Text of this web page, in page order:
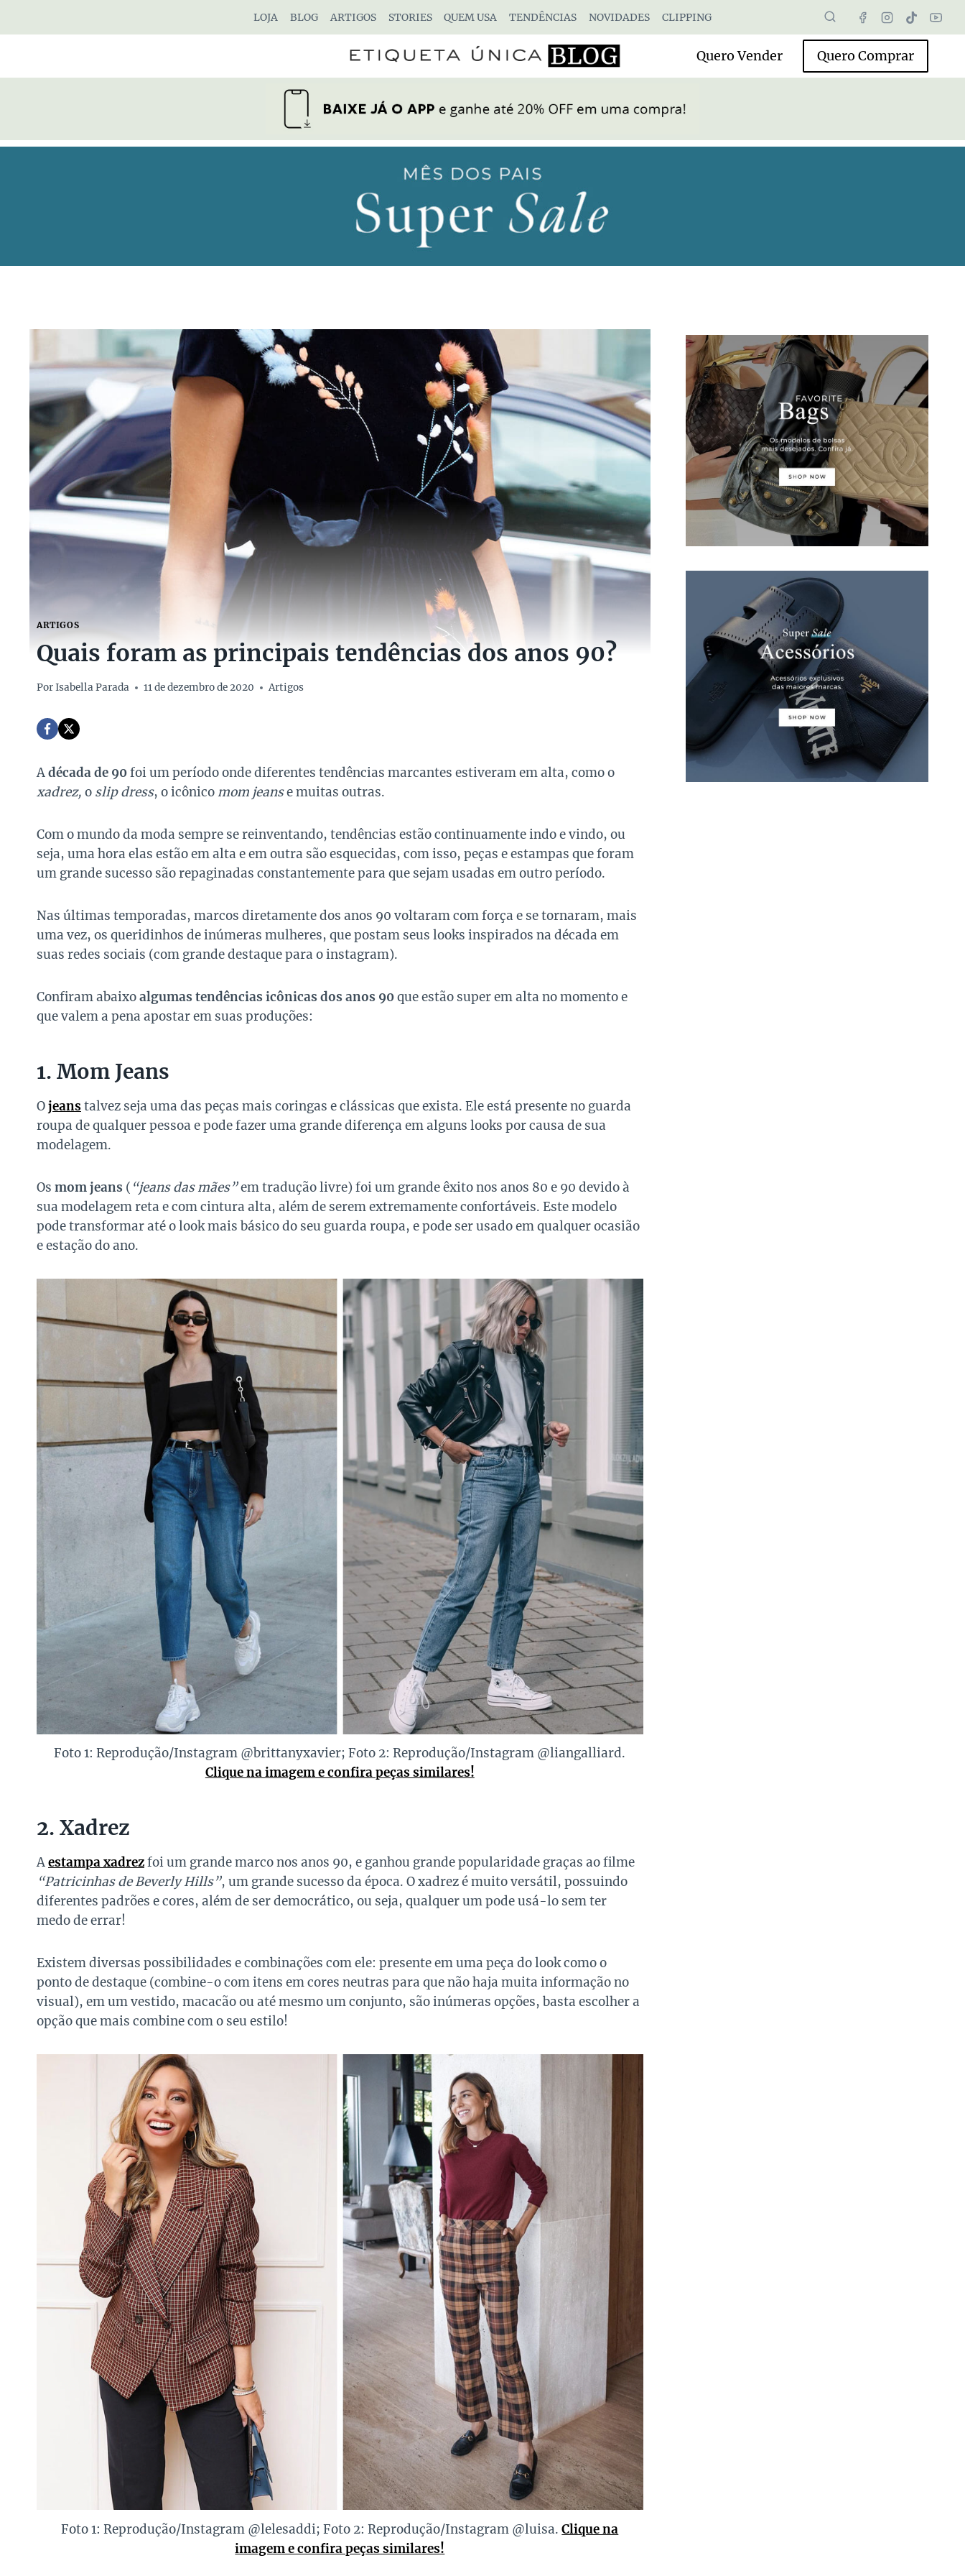
LOJA BLOG ARTIGOS STORIES QUEM USA TENDÊNCIAS NOVIDADES CLIPPING
Quero Vender Quero Comprar
ARTIGOS
Quais foram as principais tendências dos anos 90?
PorIsabella Parada 11 de dezembro de 2020 Artigos
Adécada de 90foi um período onde diferentes tendências marcantes estiveram em alta, como o
xadrez, o slip dress, o icônicomom jeanse muitas outras.
Com o mundo da moda sempre se reinventando, tendências estão continuamente indo e vindo, ou
seja, uma hora elas estão em alta e em outra são esquecidas, com isso, peças e estampas que foram
um grande sucesso são repaginadas constantemente para que sejam usadas em outro período.
Nas últimas temporadas, marcos diretamente dos anos 90 voltaram com força e se tornaram, mais
uma vez, os queridinhos de inúmeras mulheres, que postam seus looks inspirados na década em
suas redes sociais (com grande destaque para o instagram).
Confiram abaixoalgumas tendências icônicas dos anos 90que estão super em alta no momento e
que valem a pena apostar em suas produções:
1. Mom Jeans
Ojeanstalvez seja uma das peças mais coringas e clássicas que exista. Ele está presente no guarda
roupa de qualquer pessoa e pode fazer uma grande diferença em alguns looks por causa de sua
modelagem.
Os mom jeans ( “jeans das mães”em tradução livre) foi um grande êxito nos anos 80 e 90 devido à
sua modelagem reta e com cintura alta, além de serem extremamente confortáveis. Este modelo
pode transformar até o look mais básico do seu guarda roupa, e pode ser usado em qualquer ocasião
e estação do ano.
Foto 1: Reprodução/Instagram @brittanyxavier; Foto 2: Reprodução/Instagram @liangalliard.
Clique na imagem e confira peças similares!
2. Xadrez
Aestampa xadrezfoi um grande marco nos anos 90, e ganhou grande popularidade graças ao filme
“Patricinhas de Beverly Hills”, um grande sucesso da época. O xadrez é muito versátil, possuindo
diferentes padrões e cores, além de ser democrático, ou seja, qualquer um pode usá-lo sem ter
medo de errar!
Existem diversas possibilidades e combinações com ele: presente em uma peça do look como o
ponto de destaque (combine-o com itens em cores neutras para que não haja muita informação no
visual), em um vestido, macacão ou até mesmo um conjunto, são inúmeras opções, basta escolher a
opção que mais combine com o seu estilo!
Foto 1: Reprodução/Instagram @lelesaddi; Foto 2: Reprodução/Instagram @luisa.Clique na
imagem e confira peças similares!